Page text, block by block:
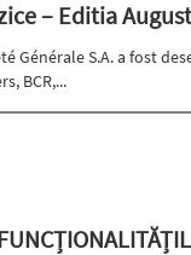
– Editia
Générale S.A. a fost
BCR,...